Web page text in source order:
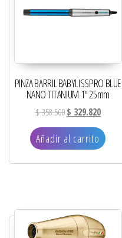
PINZA BARRIL BABYLISSPRO BLUE
NANO TITANIUM 1″ 25mm
$358.500El precio original
$ 329.820El
Añadir al carrito